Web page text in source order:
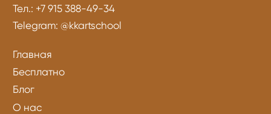
Тел.: +7 915 388-49-34
Telegram:@kkartschool
Главная
Бесплатно
Блог
О нас